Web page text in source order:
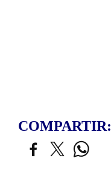
COMPARTIR: